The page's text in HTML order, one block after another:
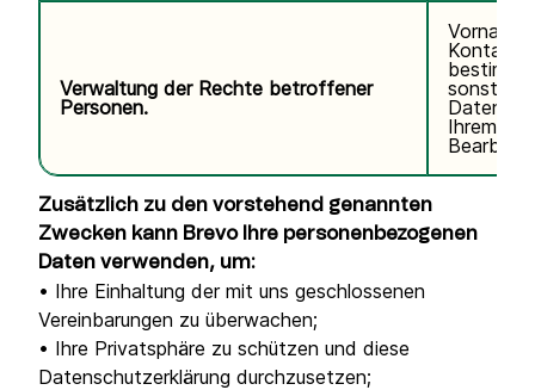
Verwaltung der Rechte betroffener
Personen.
sonstige
Daten im
Ihrem
Zusätzlich zu den vorstehend genannten
Zwecken kann Brevo Ihre personenbezogenen
Daten verwenden, um:
• Ihre Einhaltung der mit uns geschlossenen
Vereinbarungen zu überwachen;
• Ihre Privatsphäre zu schützen und diese
Datenschutzerklärung durchzusetzen;